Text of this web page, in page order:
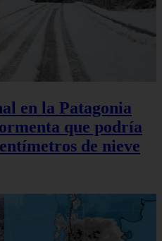
en la Patagonia
que podría
de nieve